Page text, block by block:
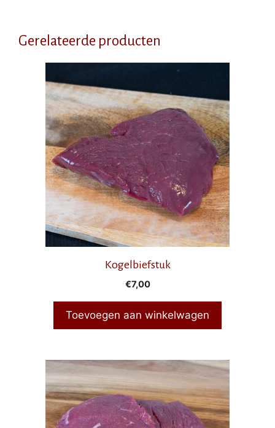
Gerelateerde producten
Kogelbiefstuk
€7,00
Toevoegen aan winkelwagen